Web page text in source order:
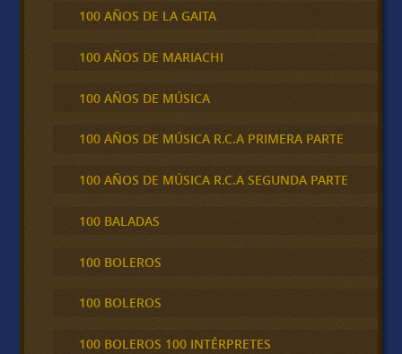
100 AÑOS DE LA GAITA
100 AÑOS DE MARIACHI
100 AÑOS DE MÚSICA
100 AÑOS DE MÚSICA R.C.A PRIMERA PARTE
100 AÑOS DE MÚSICA R.C.A SEGUNDA PARTE
100 BALADAS
100 BOLEROS
100 BOLEROS
100 BOLEROS 100 INTÉRPRETES